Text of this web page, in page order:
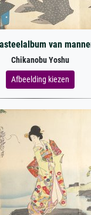
van
Chikanobu Yoshu
Afbeelding kiezen